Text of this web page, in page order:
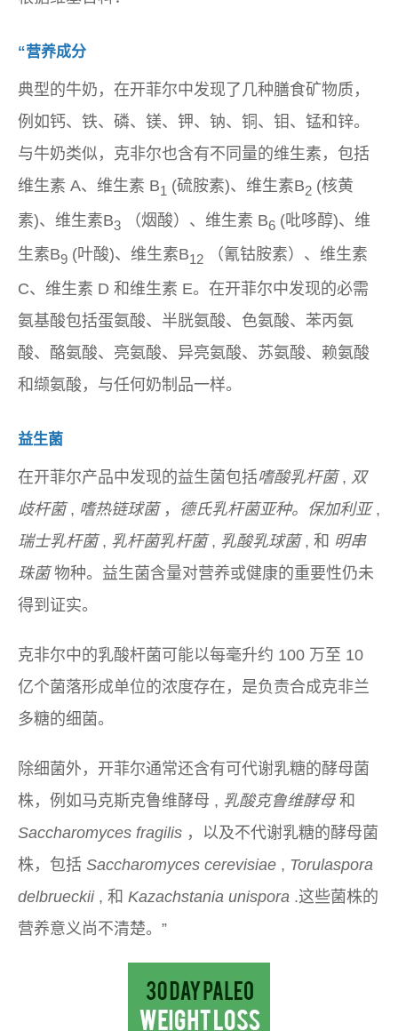
“营养成分
典型的牛奶，在开菲尔中发现了几种膳食矿物质，
例如钙、铁、磷、镁、钾、钠、铜、钼、锰和锌。
与牛奶类似，克非尔也含有不同量的维生素，包括
维生素 A、维生素 B1 (硫胺素)、维生素B2 (核黄
素)、维生素B3 （烟酸）、维生素 B6 (吡哆醇)、维
生素B9 (叶酸)、维生素B12 （氰钴胺素）、维生素
C、维生素 D 和维生素 E。在开菲尔中发现的必需
氨基酸包括蛋氨酸、半胱氨酸、色氨酸、苯丙氨
酸、酪氨酸、亮氨酸、异亮氨酸、苏氨酸、赖氨酸
和缬氨酸，与任何奶制品一样。
益生菌
在开菲尔产品中发现的益生菌包括嗜酸乳杆菌, 双
歧杆菌, 嗜热链球菌， 德氏乳杆菌亚种。保加利亚,
瑞士乳杆菌, 乳杆菌乳杆菌, 乳酸乳球菌, 和 明串
珠菌物种。益生菌含量对营养或健康的重要性仍未
得到证实。
克非尔中的乳酸杆菌可能以每毫升约 100 万至 10
亿个菌落形成单位的浓度存在，是负责合成克非兰
多糖的细菌。
除细菌外，开菲尔通常还含有可代谢乳糖的酵母菌
株，例如马克斯克鲁维酵母 , 乳酸克鲁维酵母和
Saccharomyces fragilis ，以及不代谢乳糖的酵母菌
株，包括 Saccharomyces cerevisiae , Torulaspora
delbrueckii, 和 Kazachstania unispora .这些菌株的
营养意义尚不清楚。”